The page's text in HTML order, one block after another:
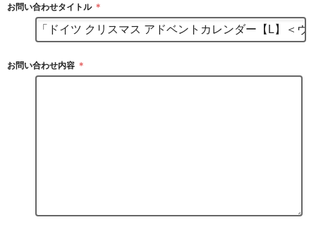
お問い合わせタイトル ＊
お問い合わせ内容 ＊